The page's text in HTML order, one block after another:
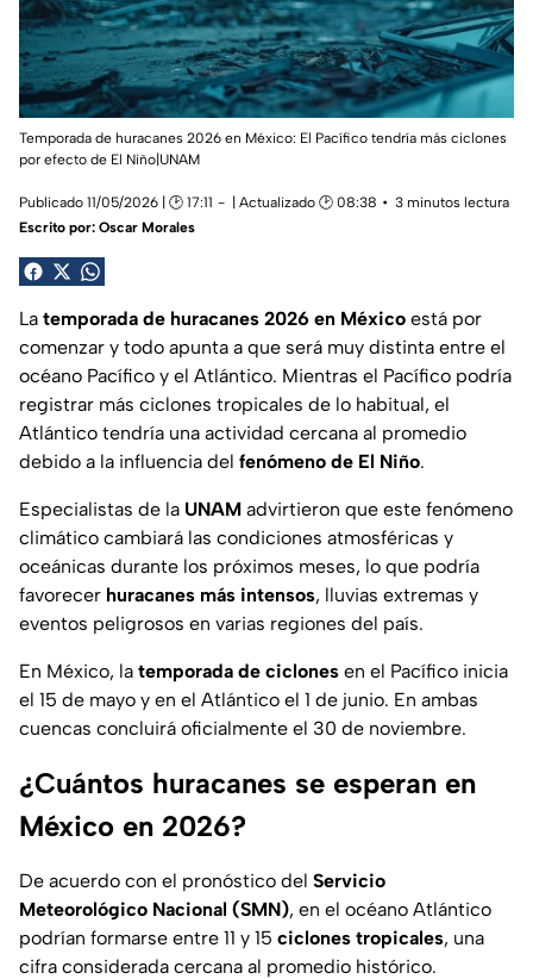
Temporada de huracanes 2026 en México: El Pacífico tendría más ciclones
por efecto de El Niño|UNAM
Publicado 11/05/2026 | 🕑 17:11 | Actualizado 🕑 08:38
3 minutos lectura
Escrito por: Oscar Morales
La temporada de huracanes 2026 en México está por
comenzar y todo apunta a que será muy distinta entre el
océano Pacífico y el Atlántico. Mientras el Pacífico podría
registrar más ciclones tropicales de lo habitual, el
Atlántico tendría una actividad cercana al promedio
debido a la influencia del fenómeno de El Niño.
Especialistas de la UNAM advirtieron que este fenómeno
climático cambiará las condiciones atmosféricas y
oceánicas durante los próximos meses, lo que podría
favorecer huracanes más intensos, lluvias extremas y
eventos peligrosos en varias regiones del país.
En México, la temporada de ciclones en el Pacífico inicia
el 15 de mayo y en el Atlántico el 1 de junio. En ambas
cuencas concluirá oficialmente el 30 de noviembre.
¿Cuántos huracanes se esperan en
México en 2026?
De acuerdo con el pronóstico del Servicio
Meteorológico Nacional (SMN), en el océano Atlántico
podrían formarse entre 11 y 15 ciclones tropicales, una
cifra considerada cercana al promedio histórico.